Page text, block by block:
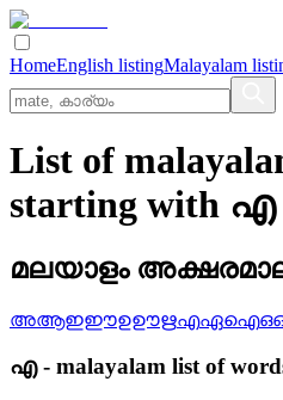
HomeEnglish listingMalayalam
List of
starting with എ
മലയാളം
അആഇഈഉഊഋഎഏഐഒ
എ- malayalam list of